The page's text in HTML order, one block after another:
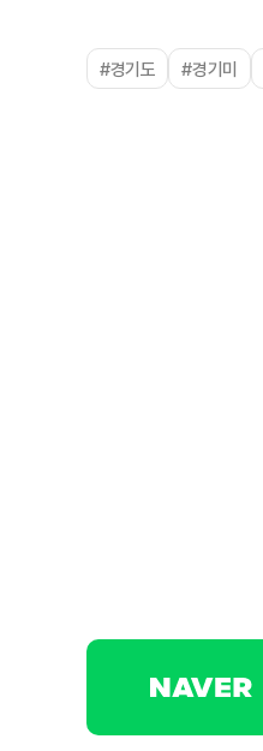
#경기도 #경기미